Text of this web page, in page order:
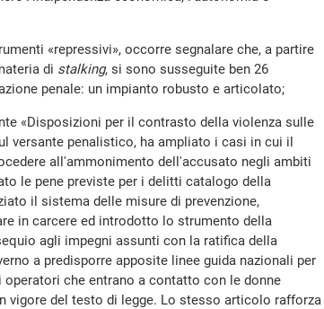
«repressivi», occorre segnalare che, a partire
di stalking, si sono susseguite ben 26
penale: un impianto robusto e articolato;
per il contrasto della violenza sulle
versante penalistico, ha ampliato i casi in cui il
all'ammonimento dell'accusato negli ambiti
le pene previste per i delitti catalogo della
il sistema delle misure di prevenzione,
in carcere ed introdotto lo strumento della
agli impegni assunti con la ratifica della
a predisporre apposite linee guida nazionali per
operatori che entrano a contatto con le donne
vigore del testo di legge. Lo stesso articolo rafforza